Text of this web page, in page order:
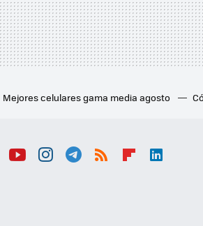
Mejores celulares gama media agosto